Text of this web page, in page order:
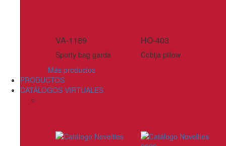
VA-1189
Sporty bag garda
HO-403
Cobija pillow
Más productos
PRODUCTOS
CATÁLOGOS VIRTUALES